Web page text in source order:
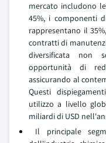
mercato includono
45%, i componenti
rappresentano il
contratti di
diversificata non
opportunità di
assicurando al
Questi
utilizzo a livello
miliardi di USD
Il principale